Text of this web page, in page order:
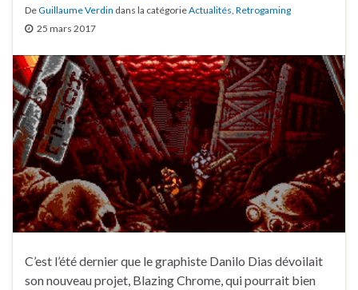
DeGuillaume Verdin dans la catégorieActualités Retrogaming
25 mars 2017
C’est l’été dernier que le graphiste Danilo Dias dévoilait
son nouveau projet, Blazing Chrome, qui pourrait bien